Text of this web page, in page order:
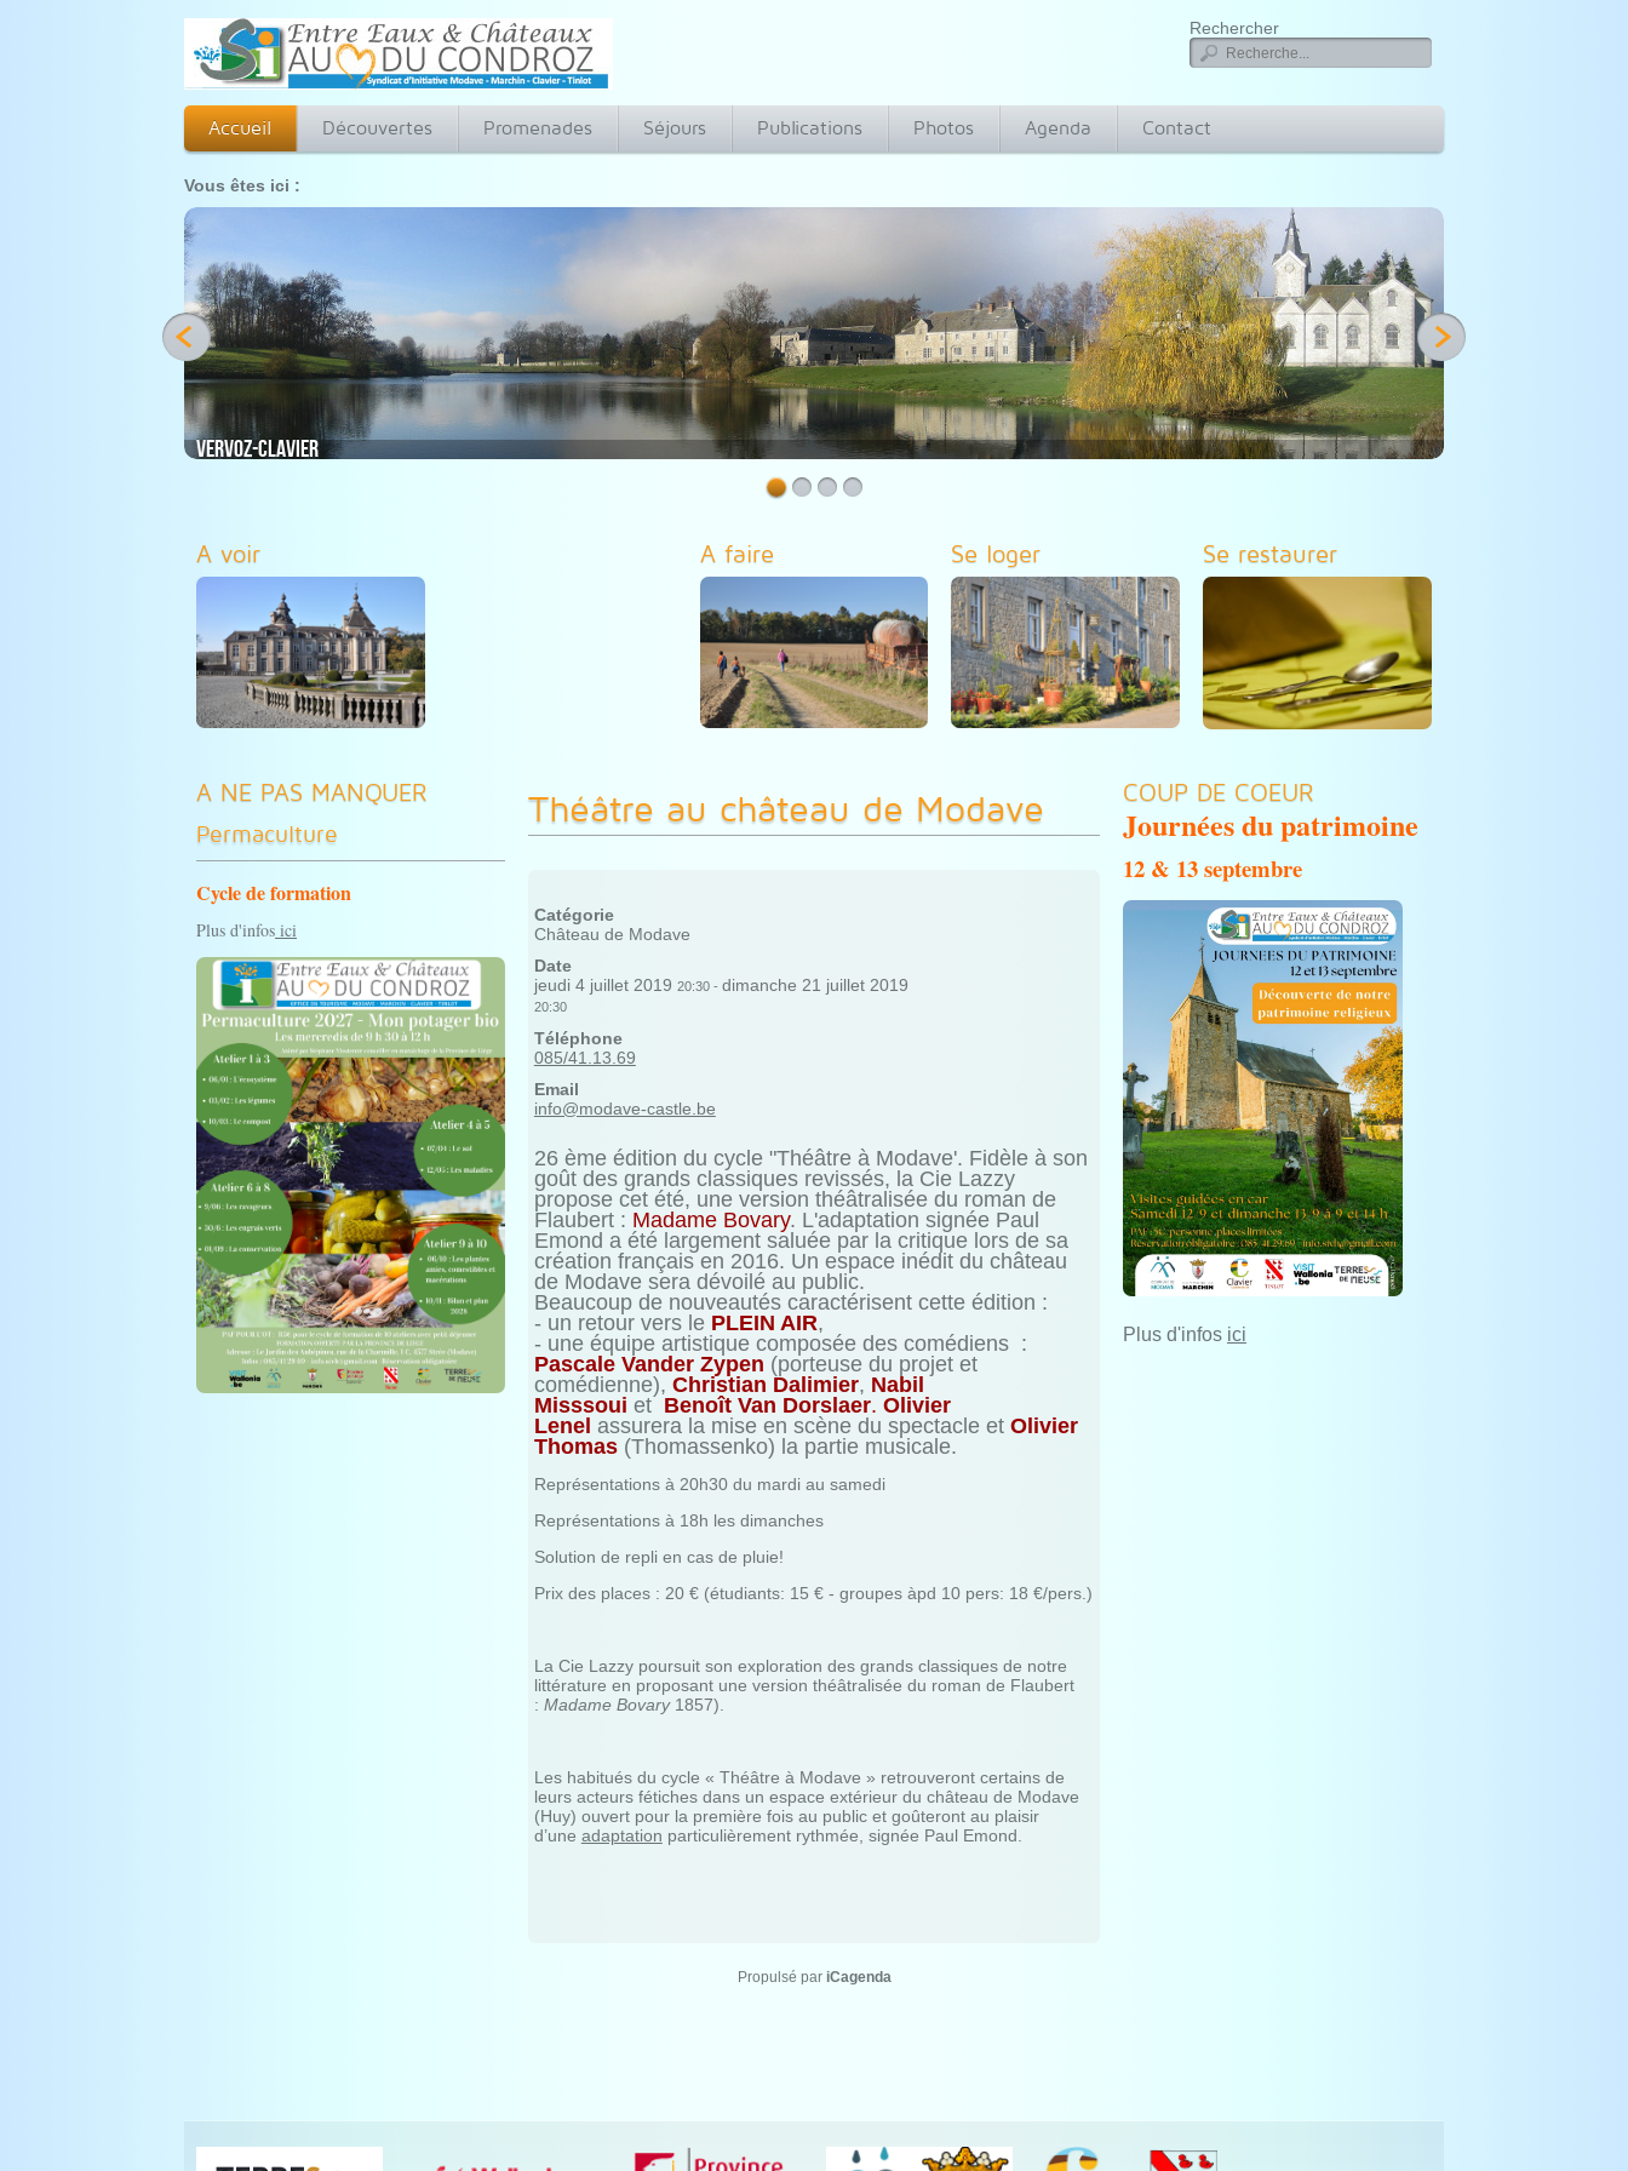
Rechercher
Accueil Découvertes Promenades Séjours Publications Photos Agenda Contact
Vous êtes ici :
Vervoz-Clavier
A voir A faire Se loger Se restaurer
A NE PAS MANQUER
Permaculture
Cycle de formation
Plus d'infos ici
Théâtre au château de Modave
Catégorie
Château de Modave
Date
jeudi 4 juillet 2019 20:30- dimanche 21 juillet 2019
20:30
Téléphone
085/41.13.69
Email
info@modave-castle.be
26 ème édition du cycle "Théâtre à Modave'. Fidèle à son
goût des grands classiques revissés, la Cie Lazzy
propose cet été, une version théâtralisée du roman de
Flaubert : Madame Bovary. L'adaptation signée Paul
Emond a été largement saluée par la critique lors de sa
création français en 2016. Un espace inédit du château
de Modave sera dévoilé au public.
Beaucoup de nouveautés caractérisent cette édition :
- un retour vers le PLEIN AIR,
- une équipe artistique composée des comédiens :
Pascale Vander Zypen (porteuse du projet et
comédienne), Christian Dalimier, Nabil
Misssoui et Benoît Van Dorslaer. Olivier
Lenel assurera la mise en scène du spectacle et Olivier
Thomas(Thomassenko) la partie musicale.
Représentations à 20h30 du mardi au samedi
Représentations à 18h les dimanches
Solution de repli en cas de pluie!
Prix des places : 20 € (étudiants: 15 € - groupes àpd 10 pers: 18 €/pers.)
La Cie Lazzy poursuit son exploration des grands classiques de notre
littérature en proposant une version théâtralisée du roman de Flaubert
: Madame Bovary 1857).
Les habitués du cycle « Théâtre à Modave » retrouveront certains de
leurs acteurs fétiches dans un espace extérieur du château de Modave
(Huy) ouvert pour la première fois au public et goûteront au plaisir
d’une adaptation particulièrement rythmée, signée Paul Emond.
Propulsé par iCagenda
COUP DE COEUR
Journées du patrimoine
12 & 13 septembre
Plus d'infos ici